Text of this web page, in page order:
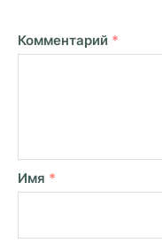
Комментарий *
Имя *